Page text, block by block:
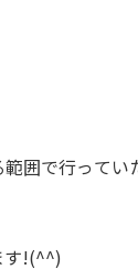
囲で行ってい
す!(^^)